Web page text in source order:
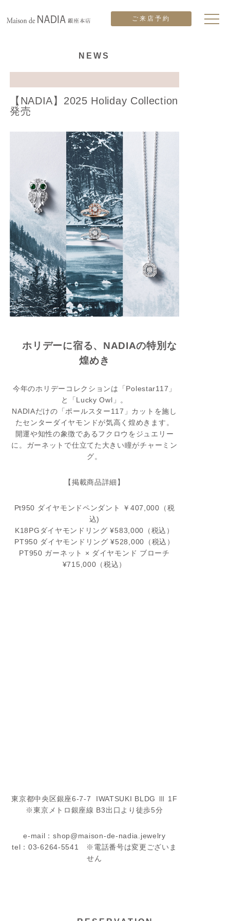
ご来店予約
NEWS
【NADIA】2025 Holiday Collection
発売
ホリデーに宿る、NADIAの特別な
煌めき
今年のホリデーコレクションは「Polestar117」
と「Lucky Owl」。
NADIAだけの「ポールスター117」カットを施し
たセンターダイヤモンドが気高く煌めきます。
開運や知性の象徴であるフクロウをジュエリー
に。ガーネットで仕立てた大きい瞳がチャーミン
グ。
【掲載商品詳細】
Pt950 ダイヤモンドペンダント ￥407,000（税
込)
K18PGダイヤモンドリング ¥583,000（税込）
PT950 ダイヤモンドリング ¥528,000（税込）
PT950 ガーネット × ダイヤモンド ブローチ
¥715,000（税込）
東京都中央区銀座6-7-7 IWATSUKI BLDG Ⅲ 1F
※東京メトロ銀座線 B3出口より徒歩5分
e-mail：shop@maison-de-nadia.jewelry
tel：03-6264-5541 ※電話番号は変更ございま
せん